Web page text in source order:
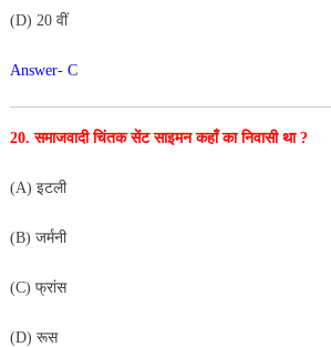
(D) 20 वीं
Answer- C
20. समाजवादी चिंतक सेंट साइमन कहाँ का निवासी था ?
(A) इटली
(B) जर्मनी
(C) फ्रांस
(D) रूस